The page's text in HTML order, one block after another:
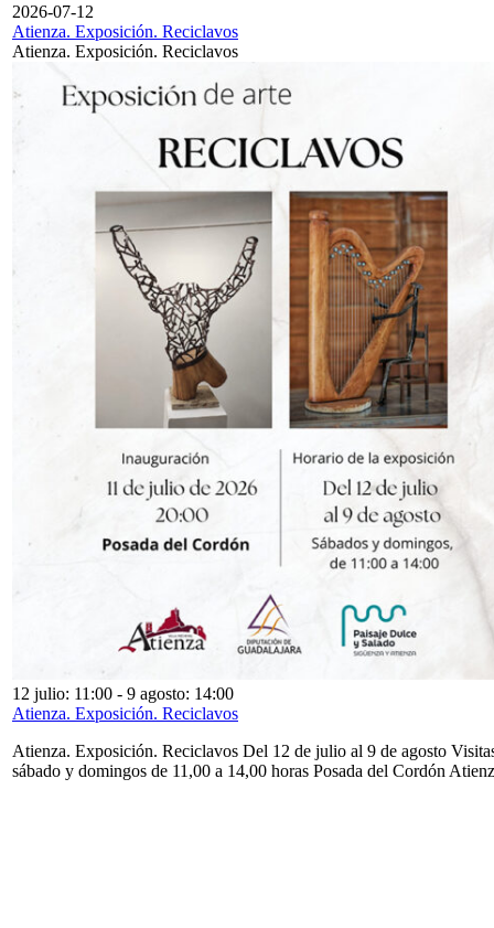
2026-07-12
Atienza. Exposición. Reciclavos
Atienza. Exposición. Reciclavos
12 julio: 11:00 - 9 agosto: 14:00
Atienza. Exposición. Reciclavos
Atienza. Exposición. Reciclavos Del 12 de julio al 9 de agosto
sábado y domingos de 11,00 a 14,00 horas Posada del Cordón